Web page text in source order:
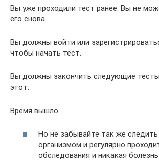
Вы уже проходили тест ранее. Вы не
его снова.
Вы должны войти или
чтобы начать тест.
Вы должны закончить следующие
этот:
Время вышло
Но не забывайте так же
организмом и регулярно
обследования и никакая